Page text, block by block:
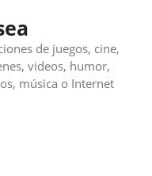
de juegos, cine,
videos, humor,
música o Internet